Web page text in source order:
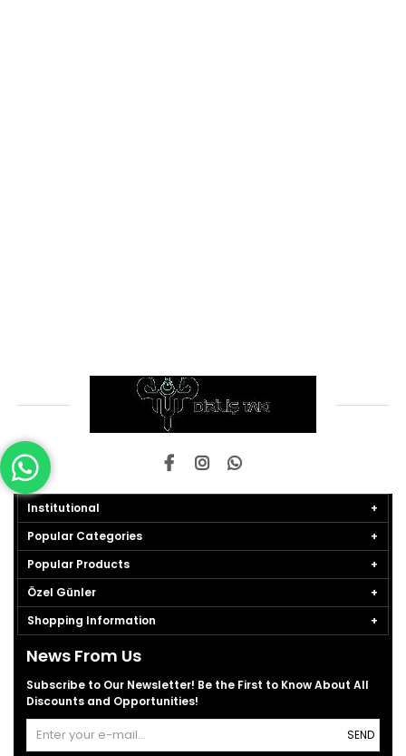
Institutional
Popular Categories
Popular Products
Özel Günler
Shopping Information
News From Us
Subscribe to Our Newsletter! Be the First to Know About All
Discounts and Opportunities!
SEND